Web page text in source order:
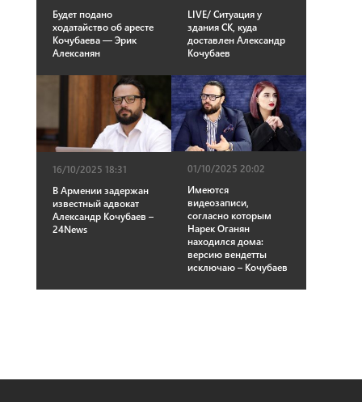
Будет подано
ходатайство об аресте
Кочубаева — Эрик
Алексанян
LIVE/ Ситуация у
здания СК, куда
доставлен Александр
Кочубаев
16/10/2025 18:31
В Армении задержан
известный адвокат
Александр Кочубаев –
24News
01/10/2025 20:02
Имеются
видеозаписи,
согласно которым
Нарек Оганян
находился дома:
версию вендетты
исключаю – Кочубаев